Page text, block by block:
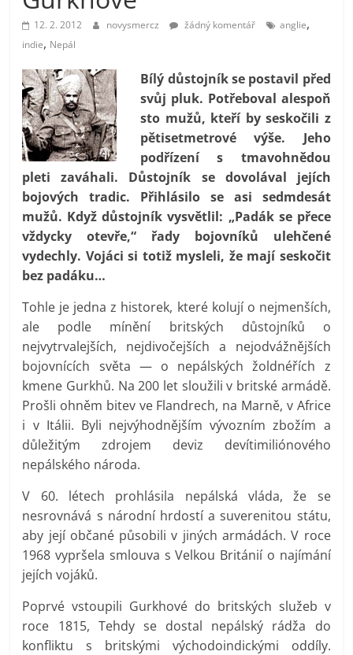
prospívá?
12. 2. 2012 novysmercz žádný komentář anglie,
indie, Nepál
Bílý důstojník se postavil před
svůj pluk. Potřeboval alespoň
sto mužů, kteří by seskočili z
pětisetmetrové výše. Jeho
podřízení s tmavohnědou
pleti zaváhali. Důstojník se dovolával jejích
bojových tradic. Přihlásilo se asi sedmdesát
mužů. Když důstojník vysvětlil: „Padák se přece
vždycky otevře,“ řady bojovníků ulehčené
vydechly. Vojáci si totiž mysleli, že mají seskočit
bez padáku…
Tohle je jedna z historek, které kolují o nejmenších,
ale podle mínění britských důstojníků o
nejvytrvalejších, nejdivočejších a nejodvážnějších
bojovnících světa — o nepálských žoldnéřích z
kmene Gurkhů. Na 200 let sloužili v britské armádě.
Prošli ohněm bitev ve Flandrech, na Marně, v Africe
i v Itálii. Byli nejvýhodnějším vývozním zbožím a
důležitým zdrojem deviz devítimiliónového
nepálského národa.
V 60. létech prohlásila nepálská vláda, že se
nesrovnává s národní hrdostí a suverenitou státu,
aby její občané působili v jiných armádách. V roce
1968 vypršela smlouva s Velkou Británií o najímání
jejích vojáků.
Poprvé vstoupili Gurkhové do britských služeb v
roce 1815, Tehdy se dostal nepálský rádža do
konfliktu s britskými východoindickými oddíly.